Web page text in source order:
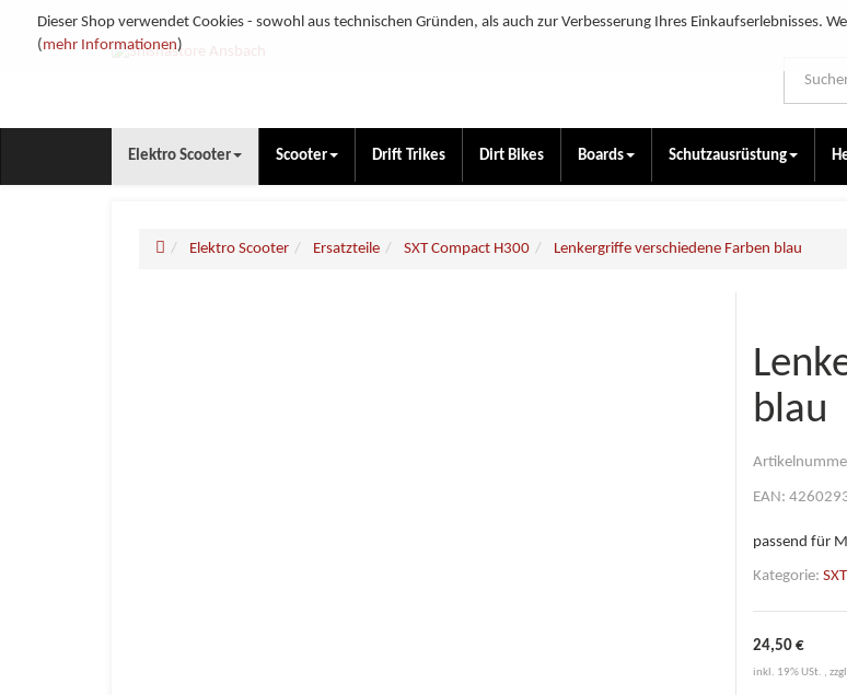
Elektro Scooter Scooter Drift Trikes Dirt Bikes Boards Schutzausrüstung
Elektro Scooter Ersatzteile SXT Compact H300 Lenkergriffe verschiedene Farben blau
blau
EAN:
passend für
Kategorie:
24,50 €
inkl. 19% USt. ,
Dieser Shop verwendet Cookies - sowohl aus technischen Gründen, als auch zur Verbesserung Ihres Einkaufserlebnisses.
(mehr Informationen)